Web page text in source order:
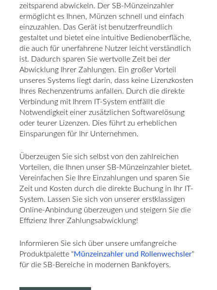
zeitsparend abwickeln. Der SB-Münzeinzahler
ermöglicht es Ihnen, Münzen schnell und einfach
einzuzahlen. Das Gerät ist benutzerfreundlich
gestaltet und bietet eine intuitive Bedienoberfläche,
die auch für unerfahrene Nutzer leicht verständlich
ist. Dadurch sparen Sie wertvolle Zeit bei der
Abwicklung Ihrer Zahlungen. Ein großer Vorteil
unseres Systems liegt darin, dass keine Lizenzkosten
Ihres Rechenzentrums anfallen. Durch die direkte
Verbindung mit Ihrem IT-System entfällt die
Notwendigkeit einer zusätzlichen Softwarelösung
oder teurer Lizenzen. Dies führt zu erheblichen
Einsparungen für Ihr Unternehmen.
Überzeugen Sie sich selbst von den zahlreichen
Vorteilen, die Ihnen unser SB-Münzeinzahler bietet.
Vereinfachen Sie Ihre Einzahlungen und sparen Sie
Zeit und Kosten durch die direkte Buchung in Ihr IT-
System. Lassen Sie sich von unserer erstklassigen
Online-Anbindung überzeugen und steigern Sie die
Effizienz Ihrer Zahlungsabwicklung!
Informieren Sie sich über unsere umfangreiche
Produktpalette "Münzeinzahler und Rollenwechsler"
für die SB-Bereiche in modernen Bankfoyers.